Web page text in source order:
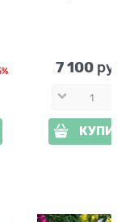
ширина 65
7 100